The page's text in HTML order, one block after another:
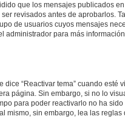
que los mensajes publicados
revisados antes de aprobarlos.
de usuarios cuyos mensajes
administrador para más
“Reactivar tema” cuando esté
página. Sin embargo, si no lo
para poder reactivarlo no ha
mismo, sin embargo, lea las reglas